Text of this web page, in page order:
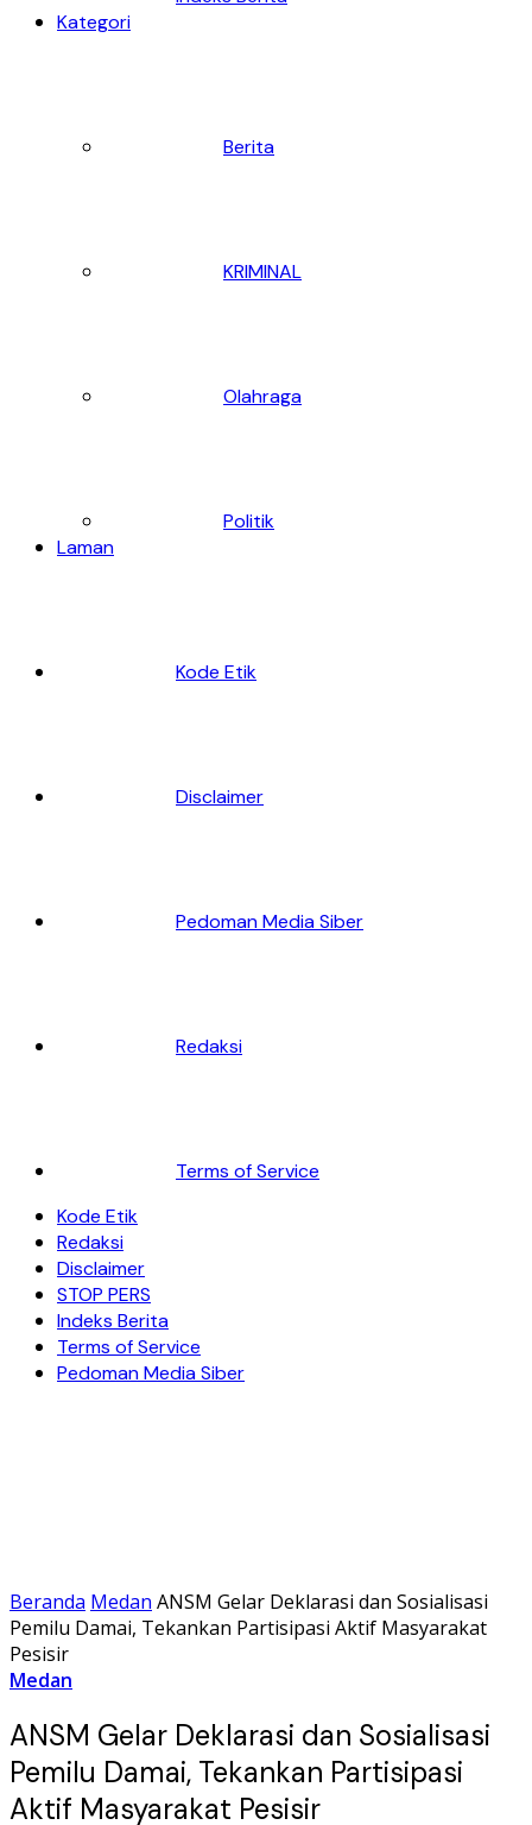
Kategori
Berita
KRIMINAL
Olahraga
Politik
Laman
Kode Etik
Disclaimer
Pedoman Media Siber
Redaksi
Terms of Service
Kode Etik
Redaksi
Disclaimer
STOP PERS
Indeks Berita
Terms of Service
Pedoman Media Siber
Beranda Medan ANSM Gelar Deklarasi dan Sosialisasi
Pemilu Damai, Tekankan Partisipasi Aktif Masyarakat
Pesisir
Medan
ANSM Gelar Deklarasi dan Sosialisasi
Pemilu Damai, Tekankan Partisipasi
Aktif Masyarakat Pesisir